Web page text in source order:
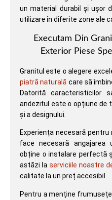
un material durabil și ușor
utilizare în diferite zone ale
Executam Din
Exterior Piese
Granitul este o alegere
piatră naturală care să
Datorită caracteristicilor
andezitul este o opțiune de
și a designului.
Experiența necesară
face necesară angajarea
obține o instalare perfectă
astăzi la serviciile noastre
calitate la un preț accesibil.
Pentru a menține